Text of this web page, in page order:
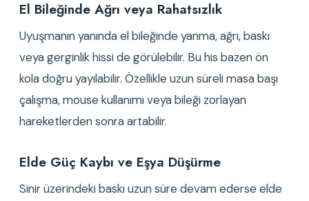
El Bileğinde Ağrı veya Rahatsızlık
Uyuşmanın yanında el bileğinde yanma, ağrı, baskı
veya gerginlik hissi de görülebilir. Bu his bazen ön
kola doğru yayılabilir. Özellikle uzun süreli masa başı
çalışma, mouse kullanımı veya bileği zorlayan
hareketlerden sonra artabilir.
Elde Güç Kaybı ve Eşya Düşürme
Sinir üzerindeki baskı uzun süre devam ederse elde